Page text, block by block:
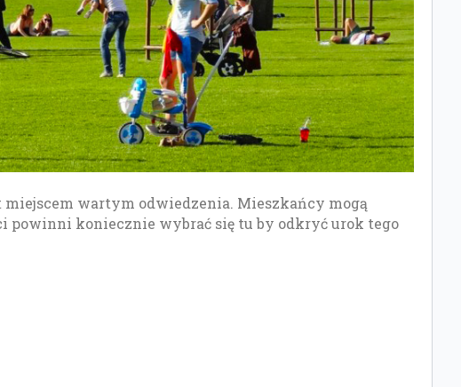
miejscem wartym odwiedzenia. Mieszkańcy mogą
powinni koniecznie wybrać się tu by odkryć urok tego